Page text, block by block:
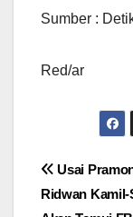
Sumber :
Red/ar
Usai
Ridwan